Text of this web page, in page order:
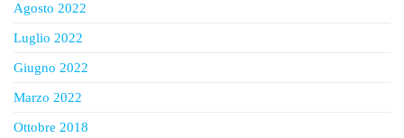
Agosto 2022
Luglio 2022
Giugno 2022
Marzo 2022
Ottobre 2018